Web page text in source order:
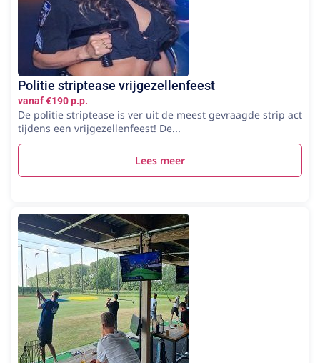
Politie striptease vrijgezellenfeest
vanaf €190 p.p.
De politie striptease is ver uit de meest gevraagde strip act
tijdens een vrijgezellenfeest! De...
Lees meer